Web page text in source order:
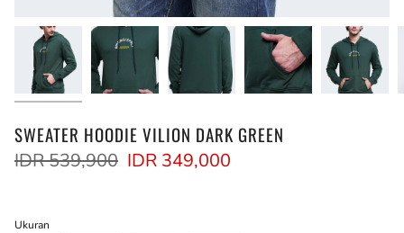
SWEATER HOODIE VILION DARK GREEN
Regular
IDR 539,900 IDR 349,000
Ukuran